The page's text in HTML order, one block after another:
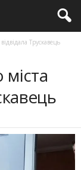
Трускавець